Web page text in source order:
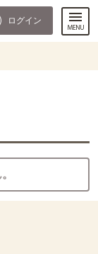
ログイン